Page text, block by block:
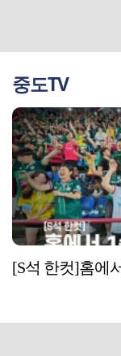
중도TV
[S석 한컷]홈에